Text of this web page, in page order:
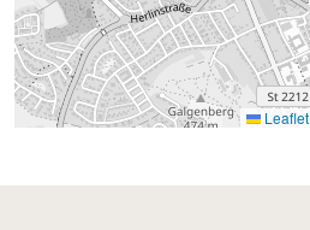
Leaflet